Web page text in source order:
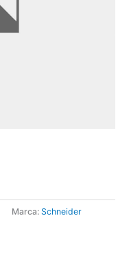
Marca: Schneider